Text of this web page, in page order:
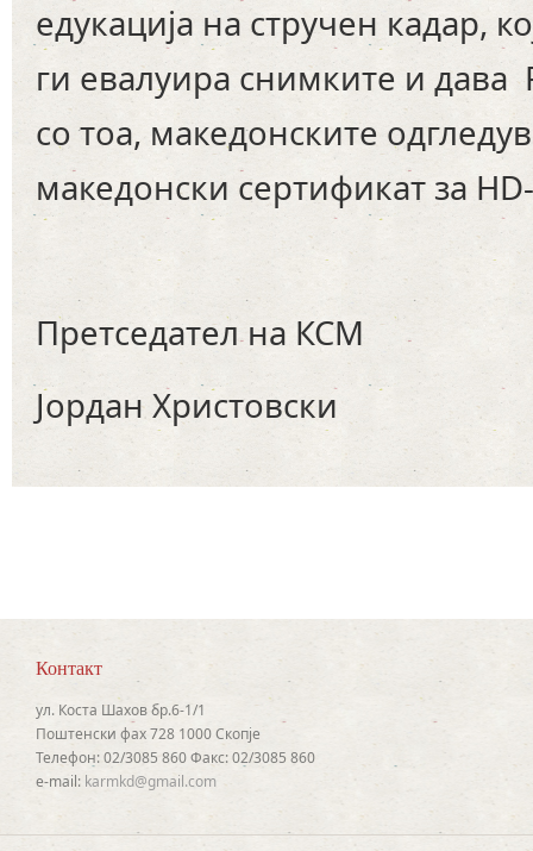
едукација на стручен кадар,
ги евалуира снимките и дава
со тоа, македонските
македонски сертификат за
Претседател на КСМ
Јордан Христовски
Контакт
ул. Коста Шахов бр.6-1/1
Поштенски фах 728 1000 Скопје
Телефон: 02/3085 860 Факс: 02/3085 860
e-mail: karmkd@gmail.com